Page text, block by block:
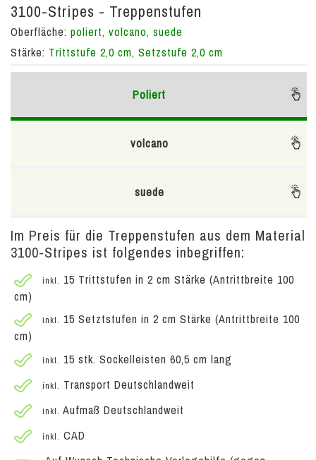
3100-Stripes - Treppenstufen
Oberfläche: poliert, volcano, suede
Stärke: Trittstufe 2,0 cm, Setzstufe 2,0 cm
Poliert
volcano
suede
Im Preis für die Treppenstufen aus dem Material
3100-Stripes ist folgendes inbegriffen:
inkl. 15 Trittstufen in 2 cm Stärke (Antrittbreite 100
cm)
inkl. 15 Setztstufen in 2 cm Stärke (Antrittbreite 100
cm)
inkl. 15 stk. Sockelleisten 60,5 cm lang
inkl. Transport Deutschlandweit
inkl. Aufmaß Deutschlandweit
inkl. CAD